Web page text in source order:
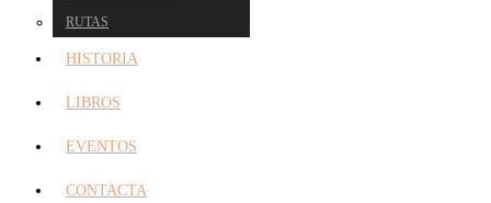
RUTAS
HISTORIA
LIBROS
EVENTOS
CONTACTA